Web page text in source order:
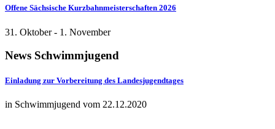
Offene Sächsische Kurzbahnmeisterschaften 2026
31. Oktober- 1. November
News Schwimmjugend
Einladung zur Vorbereitung des Landesjugendtages
in Schwimmjugend vom 22.12.2020